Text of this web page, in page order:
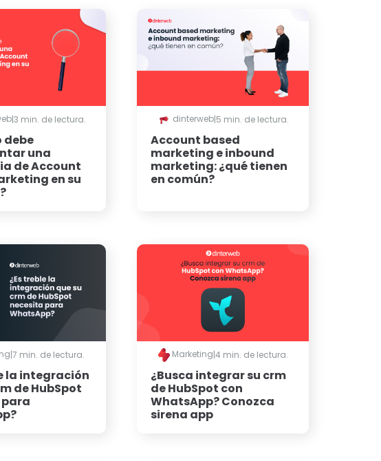
|3 min. de lectura.
debe
una
de Account
en su
dinterweb|5 min. de lectura.
Account based
marketing e inbound
marketing: ¿qué tienen
en común?
|7 min. de lectura.
la integración
de HubSpot
Marketing|4 min. de lectura.
¿Busca integrar su crm
de HubSpot con
WhatsApp? Conozca
sirena app